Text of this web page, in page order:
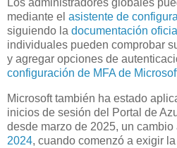
Los administradores globales
mediante el asistente de
siguiendo la documentación oficial
individuales pueden comprobar
y agregar opciones de
configuración de MFA de
Microsoft también ha estado
inicios de sesión del Portal de
desde marzo de 2025, un cambio
2024, cuando comenzó a exigir